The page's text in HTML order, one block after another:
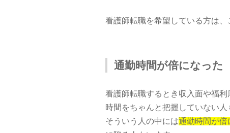
看護師転職を希望している方は、
通勤時間が倍になった
看護師転職するとき収入面や福
時間をちゃんと把握していない人
そういう人の中には通勤時間が倍